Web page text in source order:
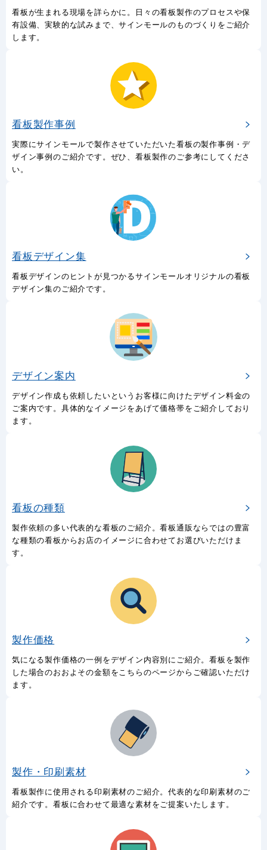
看板が生まれる現場を詳らかに。日々の看板製作のプロセスや保
有設備、実験的な試みまで、サインモールのものづくりをご紹介
します。
看板製作事例
実際にサインモールで製作させていただいた看板の製作事例・デ
ザイン事例のご紹介です。ぜひ、看板製作のご参考にしてくださ
い。
看板デザイン集
看板デザインのヒントが見つかるサインモールオリジナルの看板
デザイン集のご紹介です。
デザイン案内
デザイン作成も依頼したいというお客様に向けたデザイン料金の
ご案内です。具体的なイメージをあげて価格帯をご紹介しており
ます。
看板の種類
製作依頼の多い代表的な看板のご紹介。看板通販ならではの豊富
な種類の看板からお店のイメージに合わせてお選びいただけま
す。
製作価格
気になる製作価格の一例をデザイン内容別にご紹介。看板を製作
した場合のおおよその金額をこちらのページからご確認いただけ
ます。
製作・印刷素材
看板製作に使用される印刷素材のご紹介。代表的な印刷素材のご
紹介です。看板に合わせて最適な素材をご提案いたします。